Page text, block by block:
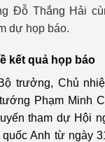
Đỗ Thắng Hải
dự họp báo.
kết quả họp báo
trưởng, Chủ
Phạm Minh
tham dự Hội
Anh từ ngày